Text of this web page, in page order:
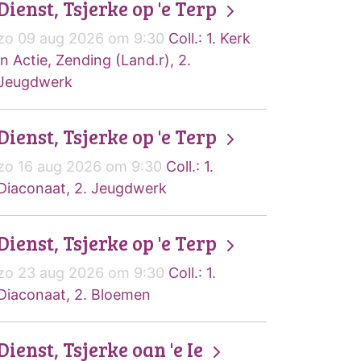
Tsjerke op 'e Terp
09 aug 2026 om 9:30 Coll.: 1. Kerk
Actie, Zending (Land.r), 2.
Tsjerke op 'e Terp
16 aug 2026 om 9:30 Coll.: 1.
2. Jeugdwerk
Tsjerke op 'e Terp
23 aug 2026 om 9:30 Coll.: 1.
2. Bloemen
Tsjerke oan 'e Ie